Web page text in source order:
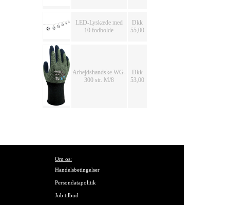
LED-Lyskæde med
10 fodbolde
Dkk
55,00
Arbejdshandske WG-
300 str. M/8
Dkk
53,00
Om os:
Handelsbetingelser
Persondatapolitik
Job tilbud